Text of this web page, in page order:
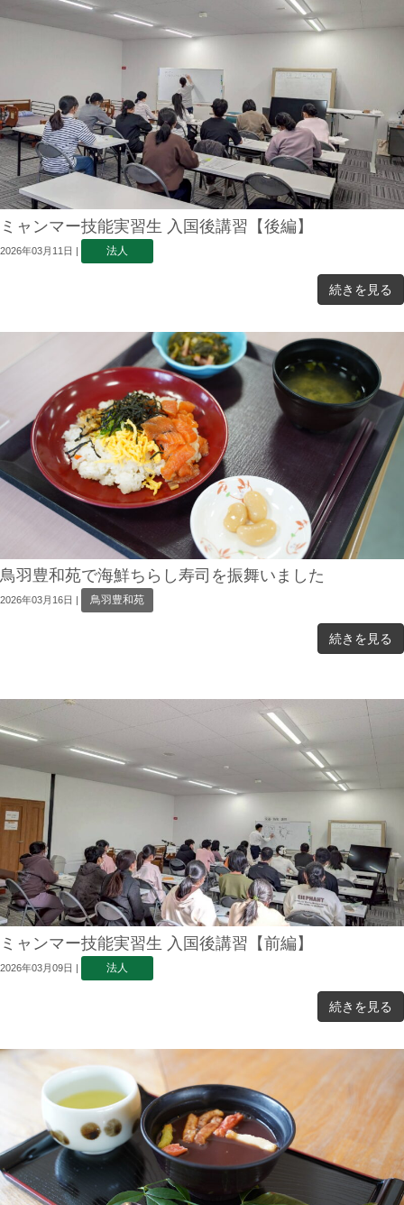
ミャンマー技能実習生 入国後講習【後編】
2026年03月11日 | 法人
続きを見る
鳥羽豊和苑で海鮮ちらし寿司を振舞いました
2026年03月16日 鳥羽豊和苑
続きを見る
ミャンマー技能実習生 入国後講習【前編】
2026年03月09日 | 法人
続きを見る